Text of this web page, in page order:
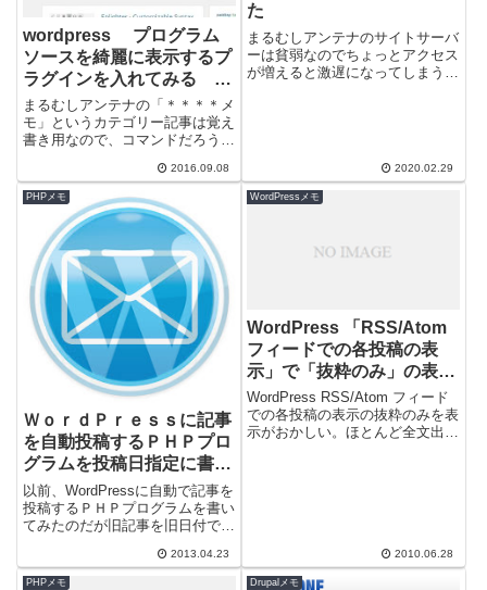
wordpress プログラム
ソースを綺麗に表示するプ
ラグインを入れてみる
Crayon Syntax
Highlighter
まるむしアンテナの「＊＊＊＊メ
モ」というカテゴリー記事は覚え
書き用なので、コマンドだろうが
ったのだが、自分でもコード再利
用する際に...
2016.09.08
た
まるむしアンテナのサイトサーバ
ーは貧弱なのでちょっとアクセス
が増えると激遅になってしまう。
2020.02.29
PHPメモ
ＷｏｒｄＰｒｅｓｓに記事
を自動投稿するＰＨＰプロ
グラムを投稿日指定に書き
換えてみた
以前、WordPressに自動で記事を
投稿するＰＨＰプログラムを書い
てみたのだが旧記事を旧日付で再
で、ＷｏｒｄＰｒｅｓｓに記事を
自...
2013.04.23
WordPressメモ
WordPress 「RSS/Atom
フィードでの各投稿の表
示」で「抜粋のみ」の表示
がおかしい
WordPress RSS/Atom フィード
での各投稿の表示の抜粋のみを表
示がおかしい。ほとんど全文出て
2010.06.28
PHPメモ Drupalメモ